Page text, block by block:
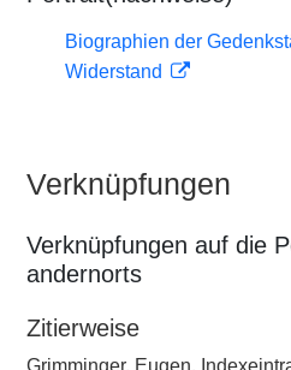
Biographien der
Widerstand
Verknüpfungen
Verknüpfungen auf die
andernorts
Zitierweise
Grimminger, Eugen,